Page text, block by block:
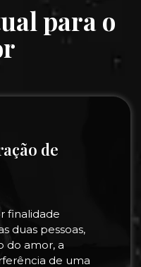
para o
de
finalidade
duas pessoas,
do amor, a
de uma